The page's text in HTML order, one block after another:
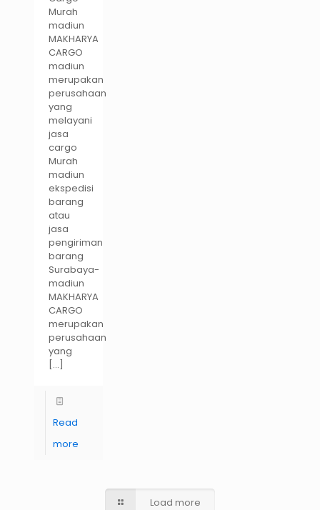
Murah
madiun
MAKHARYA
CARGO
madiun
merupakan
perusahaan
yang
melayani
jasa
cargo
Murah
madiun
ekspedisi
barang
atau
jasa
pengiriman
barang
Surabaya-
madiun
MAKHARYA
CARGO
merupakan
perusahaan
yang
[…]
Read
more
Load more